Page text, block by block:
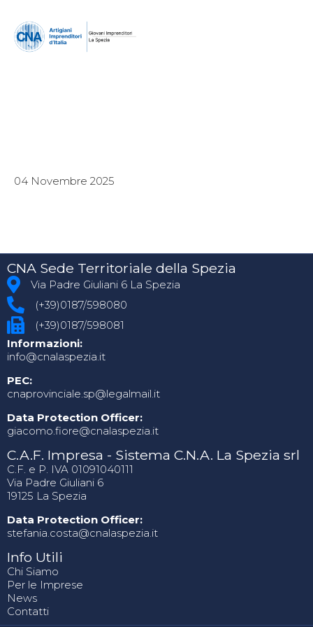
04 Novembre 2025
CNA Sede Territoriale della Spezia
Via Padre Giuliani 6 La Spezia
(+39)0187/598080
(+39)0187/598081
Informazioni:
info@cnalaspezia.it
PEC:
cnaprovinciale.sp@legalmail.it
Data Protection Officer:
giacomo.fiore@cnalaspezia.it
C.A.F. Impresa - Sistema C.N.A. La Spezia srl
C.F. e P. IVA 01091040111
Via Padre Giuliani 6
19125 La Spezia
Data Protection Officer:
stefania.costa@cnalaspezia.it
Info Utili
Chi Siamo
Per le Imprese
News
Contatti